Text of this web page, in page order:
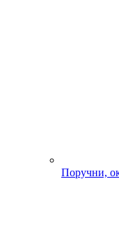
Поручни,